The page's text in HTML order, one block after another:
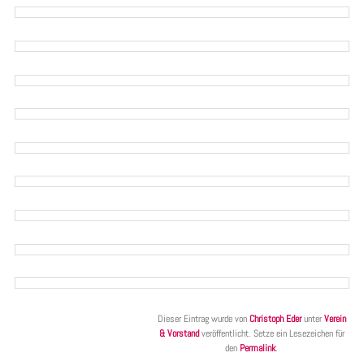
Dieser Eintrag wurde vonChristoph EderunterVerein
& Vorstandveröffentlicht. Setze ein Lesezeichen für
den Permalink.